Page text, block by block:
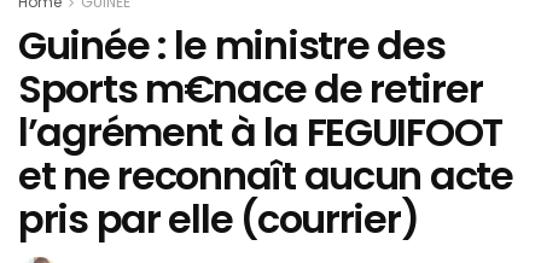
Guinée : le ministre des
Sports m€nace de retirer
l’agrément à la FEGUIFOOT
et ne reconnaît aucun acte
pris par elle (courrier)